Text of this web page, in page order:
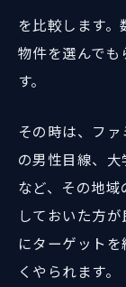
を比較します
物件を選んで
す。
その時は、フ
の男性目線、
など、その地
しておいた方
にターゲット
くやられます。